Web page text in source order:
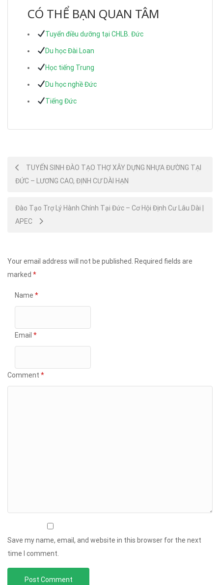
CÓ THỂ BẠN QUAN TÂM
Tuyển điều dưỡng tại CHLB. Đức
Du học Đài Loan
Học tiếng Trung
Du học nghề Đức
Tiếng Đức
Post
navigation
TUYỂN SINH ĐÀO TẠO THỢ XÂY DỰNG NHỰA ĐƯỜNG TẠI
ĐỨC – LƯƠNG CAO, ĐỊNH CƯ DÀI HẠN
Đào Tạo Trợ Lý Hành Chính Tại Đức – Cơ Hội Định Cư Lâu Dài |
APEC
Your email address will not be published.
Required fields are
marked *
Name *
Email *
Comment *
Save my name, email, and website in this browser for the next
time I comment.